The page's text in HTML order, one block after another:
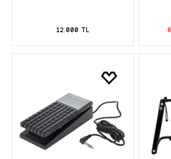
12.000 TL